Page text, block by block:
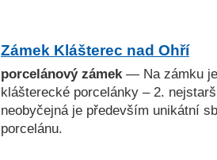
Zámek Klášterec nad Ohří
porcelánový zámek — Na zámku
klášterecké porcelánky – 2.
neobyčejná je především unikátní
porcelánu.